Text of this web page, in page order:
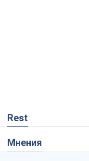
Rest
Мнения